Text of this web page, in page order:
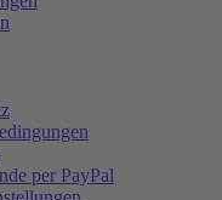
per PayPal